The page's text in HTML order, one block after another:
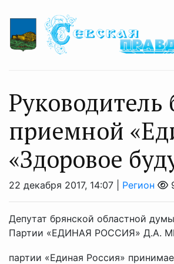
приемной
«Здоровое
22 декабря 2017, 14:07 | Регион
Депутат брянской областной
Партии «ЕДИНАЯ РОССИЯ» Д.А.
партии «Единая Россия»